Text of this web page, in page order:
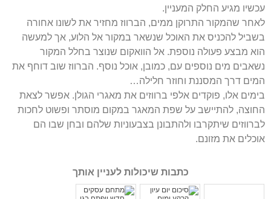
עכשיו מגיע החלק המעניין.
לאחר שהמקור התרוקן ממים, הברווז מחזיר את לשונו אחורה
בשביל להכניס את האוכל שנשאר במקור אל הלוע, אך למעשה
הוא מבצע פעולה נוספת. אל הוואקום שנוצר בחלל המקור
נשאבים מים נוספים עם, כמובן, אוכל נוסף. הברווז שוב דוחף את
המים דרך המסננת וחוזר חלילה…
בימים אלו, פוקדים אלפי ברווזים את מאגרי הגולן. אפשר לצאת
החוצה, להתיישב על שפת המאגר במקום מוסתר ופשוט לחכות
לברווזים שיתקרבו ולהתבונן בצבעוניות שלהם ובחן שבו הם
אוכלים את מזונם.
כתבות שיכולות לעניין אותך